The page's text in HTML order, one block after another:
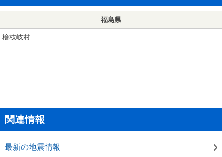
福島県
檜枝岐村
関連情報
最新の地震情報